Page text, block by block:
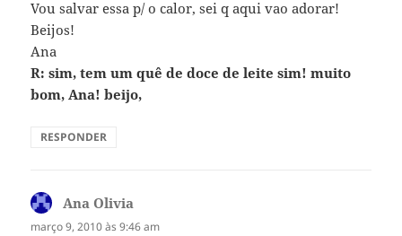
Vou salvar essa p/ o calor, sei q aqui vao adorar!
Beijos!
Ana
R: sim, tem um quê de doce de leite sim! muito
bom, Ana! beijo,
RESPONDER
Ana Olivia
março 9, 2010 às 9:46 am